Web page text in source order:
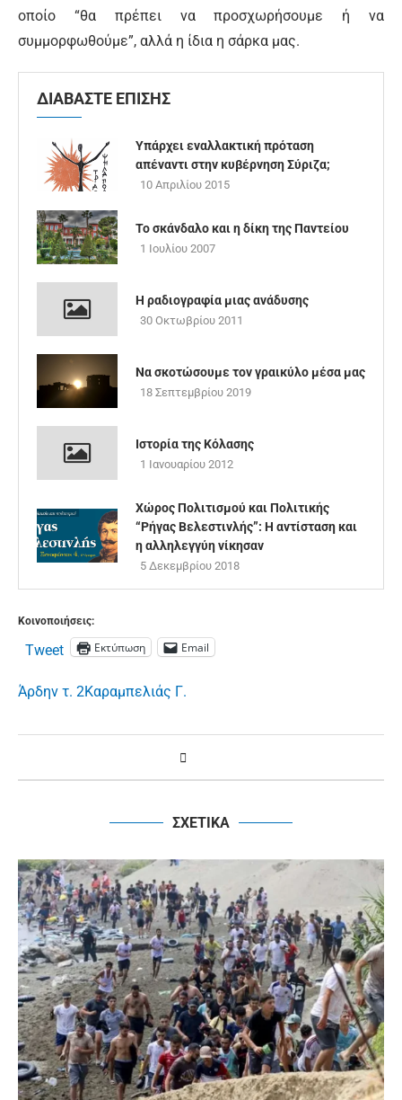
οποίο “θα πρέπει να προσχωρήσουμε ή να
συμμορφωθούμε”, αλλά η ίδια η σάρκα μας.
ΔΙΑΒΑΣΤΕ ΕΠΙΣΗΣ
Υπάρχει εναλλακτική πρόταση
απέναντι στην κυβέρνηση Σύριζα;
10 Απριλίου 2015
Το σκάνδαλο και η δίκη της Παντείου
1 Ιουλίου 2007
Η ραδιογραφία μιας ανάδυσης
30 Οκτωβρίου 2011
Να σκοτώσουμε τον γραικύλο μέσα μας
18 Σεπτεμβρίου 2019
Ιστορία της Κόλασης
1 Ιανουαρίου 2012
Χώρος Πολιτισμού και Πολιτικής
“Ρήγας Βελεστινλής”: Η αντίσταση και
η αλληλεγγύη νίκησαν
5 Δεκεμβρίου 2018
Κοινοποιήσεις:
Tweet Εκτύπωση Email
Άρδην τ. 2Καραμπελιάς Γ.
ΣΧΕΤΙΚΑ